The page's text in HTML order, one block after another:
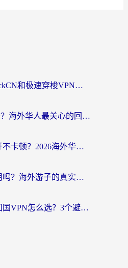
海外党必看：ChickCN和极速穿梭VPN好用吗？3招教你选对回国加速器无缝刷国内资源
斧牛和light哪个好？海外华人最关心的回国加速器选择难题，一篇讲透
在国外怎么用虎牙不卡顿？2026海外华人亲测有效的回国加速器选择指南
斧牛和加速喵好用吗？海外游子的真实选择困境
马来西亚留学生回国VPN怎么选？3个避坑点+1款实测好用的加速器推荐